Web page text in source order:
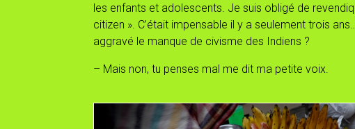
les enfants et adolescents. Je suis obligé de
citizen ». C’était impensable il y a seulement trois
aggravé le manque de civisme des Indiens ?
– Mais non, tu penses mal me dit ma petite voix.